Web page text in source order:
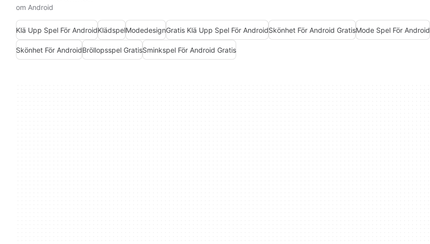
om Android
Klä Upp Spel För AndroidKlädspelModedesignGratis Klä Upp Spel För AndroidSkönhet För Android GratisMode Spel För Android
Skönhet För AndroidBröllopsspel GratisSminkspel För Android Gratis